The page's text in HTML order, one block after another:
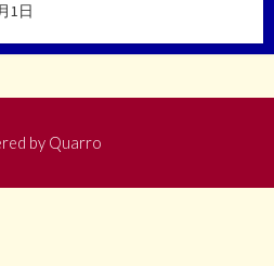
1日
by Quarro